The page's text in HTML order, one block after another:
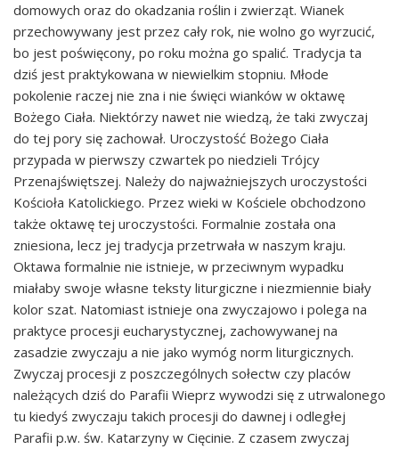
domowych oraz do okadzania roślin i zwierząt. Wianek
przechowywany jest przez cały rok, nie wolno go wyrzucić,
bo jest poświęcony, po roku można go spalić. Tradycja ta
dziś jest praktykowana w niewielkim stopniu. Młode
pokolenie raczej nie zna i nie święci wianków w oktawę
Bożego Ciała. Niektórzy nawet nie wiedzą, że taki zwyczaj
do tej pory się zachował. Uroczystość Bożego Ciała
przypada w pierwszy czwartek po niedzieli Trójcy
Przenajświętszej. Należy do najważniejszych uroczystości
Kościoła Katolickiego. Przez wieki w Kościele obchodzono
także oktawę tej uroczystości. Formalnie została ona
zniesiona, lecz jej tradycja przetrwała w naszym kraju.
Oktawa formalnie nie istnieje, w przeciwnym wypadku
miałaby swoje własne teksty liturgiczne i niezmiennie biały
kolor szat. Natomiast istnieje ona zwyczajowo i polega na
praktyce procesji eucharystycznej, zachowywanej na
zasadzie zwyczaju a nie jako wymóg norm liturgicznych.
Zwyczaj procesji z poszczególnych sołectw czy placów
należących dziś do Parafii Wieprz wywodzi się z utrwalonego
tu kiedyś zwyczaju takich procesji do dawnej i odległej
Parafii p.w. św. Katarzyny w Cięcinie. Z czasem zwyczaj